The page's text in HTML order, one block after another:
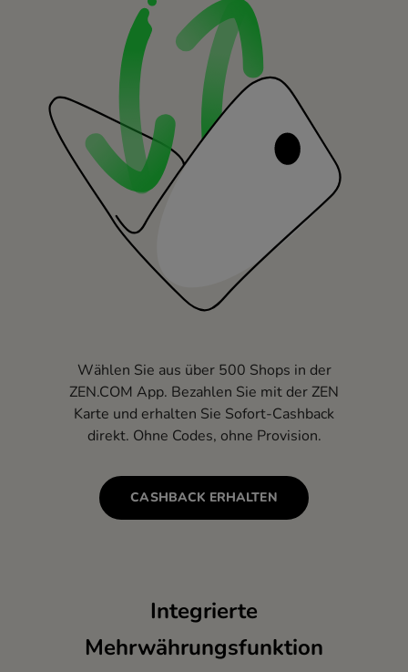
Wählen Sie aus über 500 Shops in der
ZEN.COM App. Bezahlen Sie mit der ZEN
Karte und erhalten Sie Sofort-Cashback
direkt. Ohne Codes, ohne Provision.
CASHBACK ERHALTEN
Integrierte
Mehrwährungsfunktion